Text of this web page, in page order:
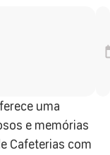
uma
e memórias
Cafeterias com